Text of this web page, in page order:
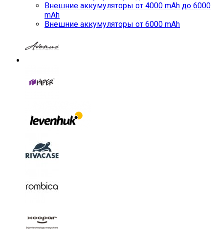
Внешние аккумуляторы от 4000 mAh до 6000
mAh
Внешние аккумуляторы от 6000 mAh